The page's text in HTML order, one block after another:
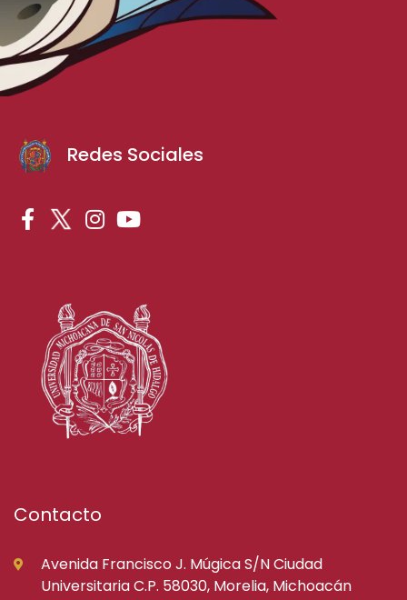
Redes Sociales
Contacto
Avenida Francisco J. Múgica S/N Ciudad
Universitaria C.P. 58030, Morelia, Michoacán